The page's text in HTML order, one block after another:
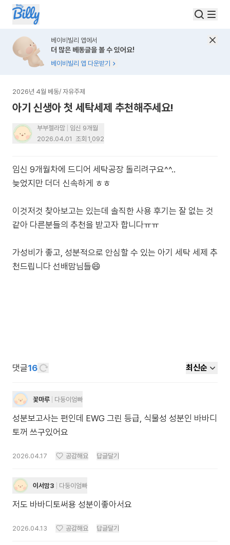
베이비빌리 앱에서
더 많은 베동글을 볼 수 있어요!
베이비빌리 앱 다운받기
2026년 4월 베동/ 자유주제
아기 신생아 첫 세탁세제 추천해주세요!
부부젤라맘
임신 9개월
2026.04.01 조회 1,092
임신 9개월차에 드디어 세탁공장 돌리려구요^^..
늦었지만 더더 신속하게 ㅎㅎ
이것저것 찾아보고는 있는데 솔직한 사용 후기는 잘 없는 것
같아 다른분들의 추천을 받고자 합니다ㅠㅠ
가성비가 좋고, 성분적으로 안심할 수 있는 아기 세탁 세제 추
천드립니다 선배맘님들😄
댓글16 최신순
꽃마루 다둥이엄빠
성분보고사는 편인데 EWG 그린 등급, 식물성 성분인 바바디
토꺼 쓰구있어요
2026.04.17 공감해요 답글달기
이서맘3 다둥이엄빠
저도 바바디토써용 성분이좋아서요
2026.04.13 공감해요 답글달기